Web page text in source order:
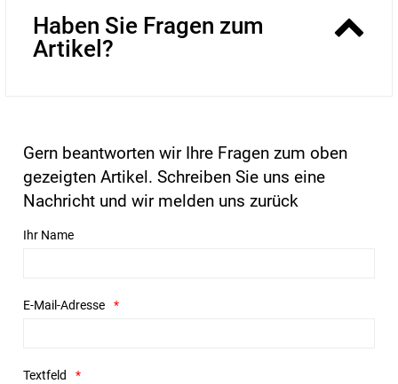
Haben Sie Fragen zum
Artikel?
Gern beantworten wir Ihre Fragen zum oben
gezeigten Artikel. Schreiben Sie uns eine
Nachricht und wir melden uns zurück
Ihr Name
E-Mail-Adresse
Textfeld